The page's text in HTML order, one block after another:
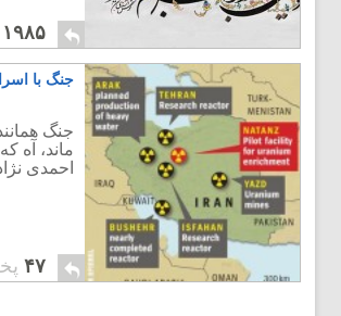
۱۹۸۵
جنگ با
جنگ
ماند، آه
احمدی
۴۷